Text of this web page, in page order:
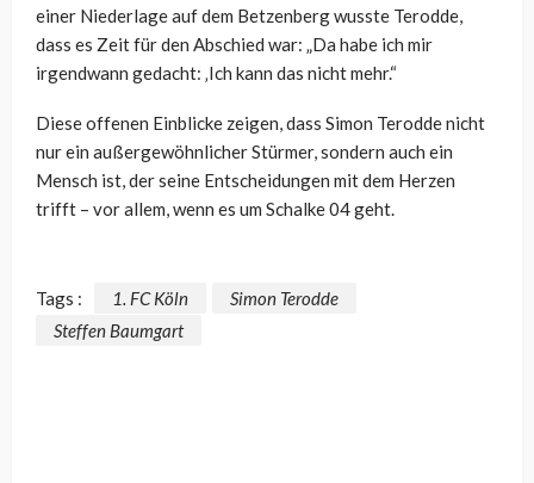
einer Niederlage auf dem Betzenberg wusste Terodde,
dass es Zeit für den Abschied war: „Da habe ich mir
irgendwann gedacht: ‚Ich kann das nicht mehr.“
Diese offenen Einblicke zeigen, dass Simon Terodde nicht
nur ein außergewöhnlicher Stürmer, sondern auch ein
Mensch ist, der seine Entscheidungen mit dem Herzen
trifft – vor allem, wenn es um Schalke 04 geht.
Tags : 1. FC Köln
Simon Terodde
Steffen Baumgart